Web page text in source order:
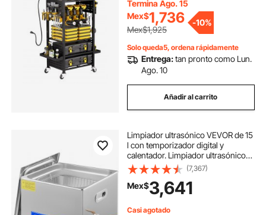
herramientas con ruedas, ideal para
garaje o taller.
Termina Ago. 15
Mex$1,736
Mex$1,925
-10%
Solo queda5, ordena rápidamente
Entrega:tan pronto como Lun.
Ago. 10
Añadir al carrito
Limpiador ultrasónico VEVOR de 15
l con temporizador digital y
calentador. Limpiador ultrasónico
profesional de 40 kHz. Limpiador
ultrasónico avanzado de 110 V para
llaves, destornilladores,
herramientas de reparación y
limpieza de piezas industriales.
(7,367)
Mex$3,641
Casi agotado